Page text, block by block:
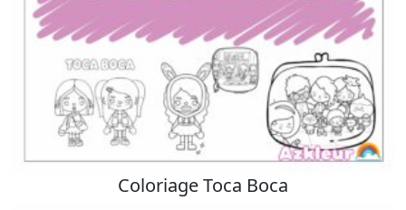
Coloriage Toca Boca